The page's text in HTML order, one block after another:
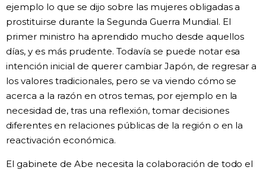
ejemplo lo que se dijo sobre las mujeres obligadas a
prostituirse durante la Segunda Guerra Mundial. El
primer ministro ha aprendido mucho desde aquellos
días, y es más prudente. Todavía se puede notar esa
intención inicial de querer cambiar Japón, de regresar a
los valores tradicionales, pero se va viendo cómo se
acerca a la razón en otros temas, por ejemplo en la
necesidad de, tras una reflexión, tomar decisiones
diferentes en relaciones públicas de la región o en la
reactivación económica.
El gabinete de Abe necesita la colaboración de todo el